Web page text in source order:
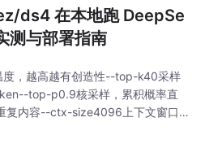
ds4 在本地跑 DeepSe
与部署指南
，越高越有创造性--top-k40采样
top-p0.9核采样，累积概率直
复内容--ctx-size4096上下文窗口
——简单、高效、跨平台。作者 antir